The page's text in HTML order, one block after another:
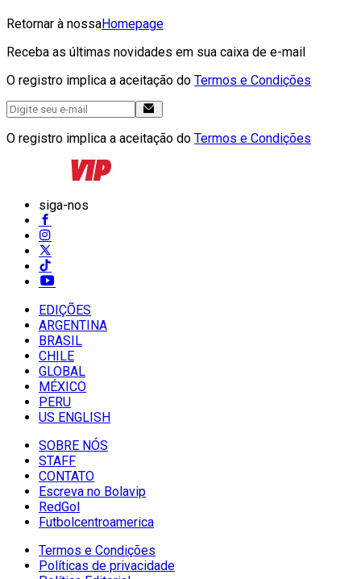
Retornar à nossaHomepage
Receba as últimas novidades em sua caixa de e-mail
O registro implica a aceitação do Termos e Condições
O registro implica a aceitação do Termos e Condições
siga-nos
EDIÇÕES
ARGENTINA
BRASIL
CHILE
GLOBAL
MÉXICO
PERU
US ENGLISH
SOBRE NÓS
STAFF
CONTATO
Escreva no Bolavip
RedGol
Futbolcentroamerica
Termos e Condições
Políticas de privacidade